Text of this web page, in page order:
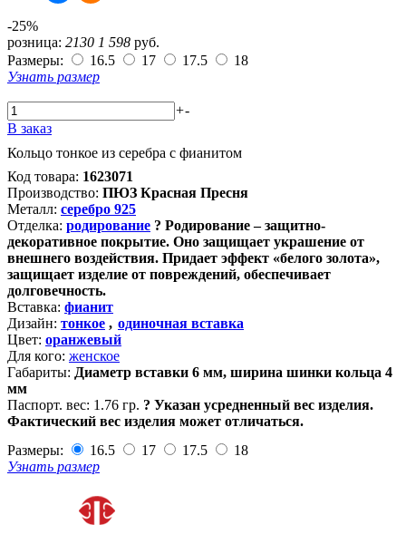
-25%
розница: 2130 1 598 руб.
Размеры:
16.5 17 17.5
18
Узнать размер
+-
В заказ
Кольцо тонкое из серебра с фианитом
Код товара: 1623071
Производство: ПЮЗ Красная Пресня
Металл: серебро 925
Отделка: родирование ? Родирование – защитно-
декоративное покрытие. Оно защищает украшение от
внешнего воздействия. Придает эффект «белого золота»,
защищает изделие от повреждений, обеспечивает
долговечность.
Вставка: фианит
Дизайн: тонкое , одиночная вставка
Цвет: оранжевый
Для кого: женское
Габариты: Диаметр вставки 6 мм, ширина шинки кольца 4
мм
Паспорт. вес: 1.76 гр. ? Указан усредненный вес изделия.
Фактический вес изделия может отличаться.
Размеры:
16.5 17 17.5
18
Узнать размер